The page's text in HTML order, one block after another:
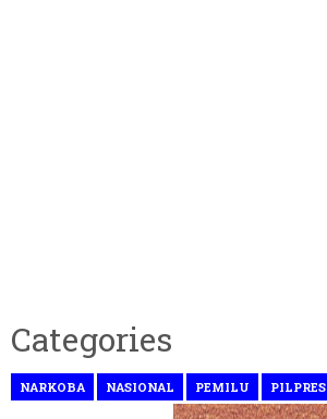
Categories
NARKOBA NASIONAL PEMILU PILPRES